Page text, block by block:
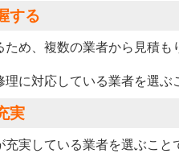
する
め、複数の業者から見積も
に対応している業者を選ぶ
実
実している業者を選ぶこと